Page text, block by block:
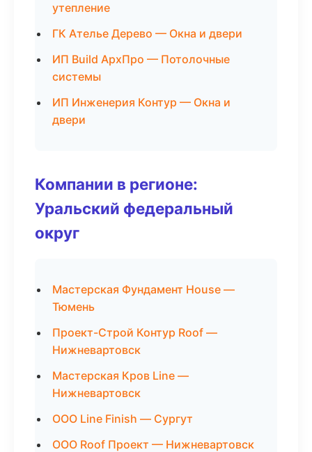
утепление
ГК Ателье Дерево — Окна и двери
ИП Build АрхПро — Потолочные
системы
ИП Инженерия Контур — Окна и
двери
Компании в регионе:
Уральский федеральный
округ
Мастерская Фундамент House —
Тюмень
Проект-Строй Контур Roof —
Нижневартовск
Мастерская Кров Line —
Нижневартовск
ООО Line Finish — Сургут
ООО Roof Проект — Нижневартовск